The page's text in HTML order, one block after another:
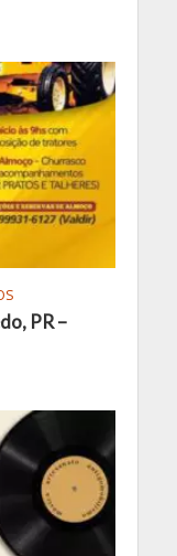
PR –